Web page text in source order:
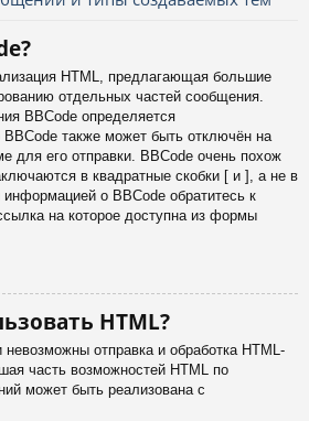
HTML, предлагающая большие
отдельных частей сообщения.
BBCode определяется
также может быть отключён на
для его отправки. BBCode очень похож
в квадратные скобки [ и ], а не в
о BBCode обратитесь к
на которое доступна из формы
HTML?
отправка и обработка HTML-
часть возможностей HTML по
может быть реализована с